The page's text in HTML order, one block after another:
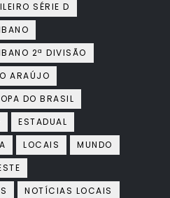
SÉRIE D
2ª DIVISÃO
ARAÚJO
DO BRASIL
ESTADUAL
LOCAIS
MUNDO
NOTÍCIAS LOCAIS